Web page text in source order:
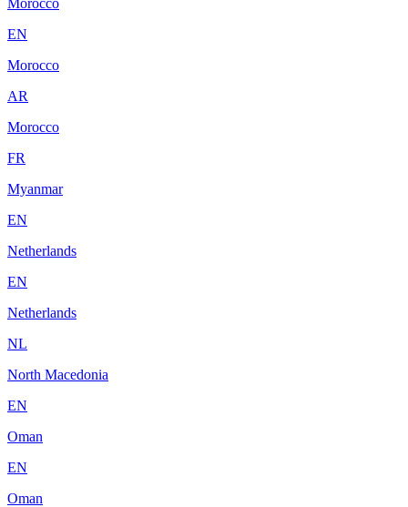
EN
Morocco
AR
Morocco
FR
Myanmar
EN
Netherlands
EN
Netherlands
NL
North Macedonia
EN
Oman
EN
Oman